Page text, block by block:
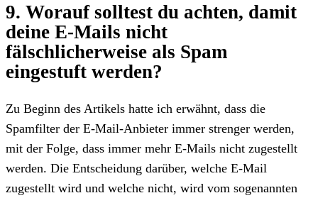
9. Worauf solltest du achten, damit
deine E-Mails nicht
fälschlicherweise als Spam
eingestuft werden?
Zu Beginn des Artikels hatte ich erwähnt, dass die
Spamfilter der E-Mail-Anbieter immer strenger werden,
mit der Folge, dass immer mehr E-Mails nicht zugestellt
werden. Die Entscheidung darüber, welche E-Mail
zugestellt wird und welche nicht, wird vom sogenannten